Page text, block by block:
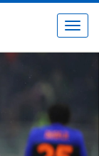
Toggle